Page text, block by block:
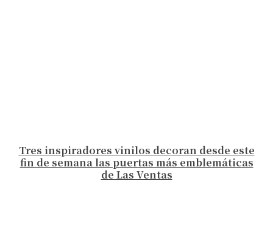
Tres inspiradores vinilos decoran desde este
fin de semana las puertas más emblemáticas
de Las Ventas